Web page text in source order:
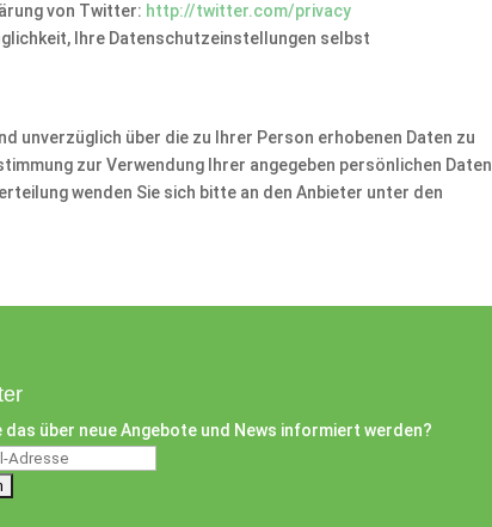
von Twitter: http://twitter.com/privacy
Ihre Datenschutzeinstellungen selbst
unverzüglich über die zu Ihrer Person erhobenen Daten zu
zur Verwendung Ihrer angegeben persönlichen
wenden Sie sich bitte an den Anbieter unter den
das über neue Angebote und News informiert werden?